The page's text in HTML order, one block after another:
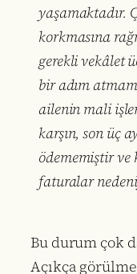
yaşamaktadır.
korkmasına
gerekli vekâlet
bir adım
ailenin mali
karşın, son üç
ödememiştir ve
faturalar
Bu durum çok
Açıkça